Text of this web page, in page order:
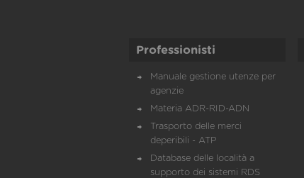
Professionisti
Manuale gestione utenze per
agenzie
Materia ADR-RID-ADN
Trasporto delle merci
deperibili - ATP
Database delle località a
supporto dei sistemi RDS